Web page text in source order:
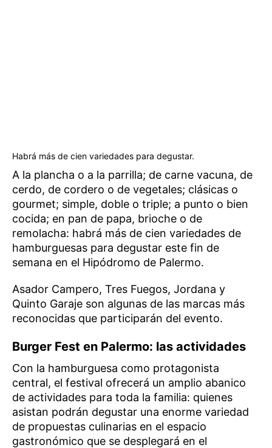
Habrá más de cien variedades para degustar.
A la plancha o a la parrilla; de carne vacuna, de
cerdo, de cordero o de vegetales; clásicas o
gourmet; simple, doble o triple; a punto o bien
cocida; en pan de papa, brioche o de
remolacha: habrá más de cien variedades de
hamburguesas para degustar este fin de
semana en el Hipódromo de Palermo.
Asador Campero, Tres Fuegos, Jordana y
Quinto Garaje son algunas de las marcas más
reconocidas que participarán del evento.
Burger Fest en Palermo: las actividades
Con la hamburguesa como protagonista
central, el festival ofrecerá un amplio abanico
de actividades para toda la familia: quienes
asistan podrán degustar una enorme variedad
de propuestas culinarias en el espacio
gastronómico que se desplegará en el